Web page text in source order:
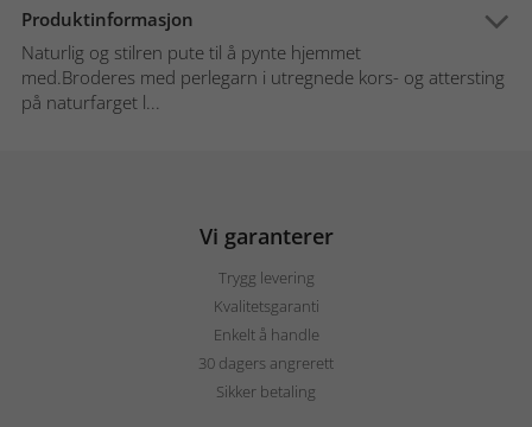
Produktinformasjon
Naturlig og stilren pute til å pynte hjemmet
med.Broderes med perlegarn i utregnede kors- og attersting
på naturfarget l...
Vi garanterer
Trygg levering
Kvalitetsgaranti
Enkelt å handle
30 dagers angrerett
Sikker betaling